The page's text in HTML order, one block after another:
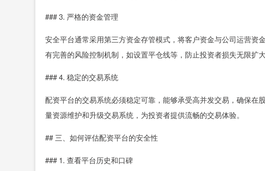
### 3. 严格的资金管理
安全平台通常采用第三方资金存管模式，将客户资金与公司运营资
有完善的风险控制机制，如设置平仓线等，防止投资者损失无限扩大
### 4. 稳定的交易系统
配资平台的交易系统必须稳定可靠，能够承受高并发交易，确保在
量资源维护和升级交易系统，为投资者提供流畅的交易体验。
## 三、如何评估配资平台的安全性
### 1. 查看平台历史和口碑